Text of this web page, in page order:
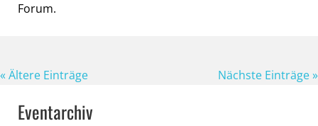
Forum.
« Ältere Einträge Nächste Einträge »
Eventarchiv